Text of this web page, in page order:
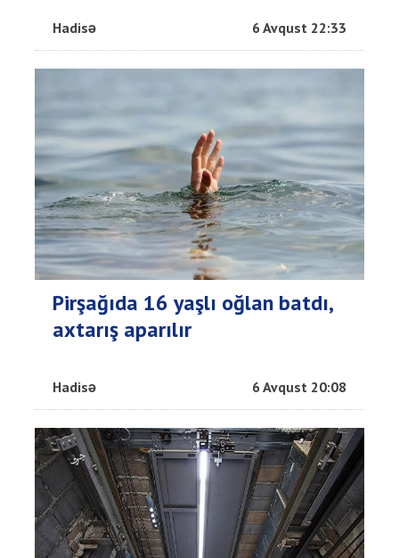
Hadisə 6 Avqust 22:33
Pirşağıda 16 yaşlı oğlan batdı,
axtarış aparılır
Hadisə 6 Avqust 20:08